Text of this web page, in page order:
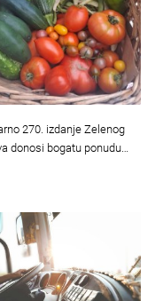
270. izdanje Zelenog
donosi bogatu ponudu…